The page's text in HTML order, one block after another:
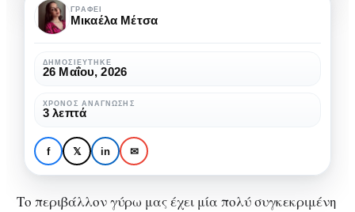
ChatGPT: ένας
σιωπηλός ακροατής
ChatGPT:
ένας
σιωπηλός
ακροατής
ΓΡΆΦΕΙ
Μικαέλα Μέτσα
ΔΗΜΟΣΙΕΎΤΗΚΕ
26 Μαΐου, 2026
ΧΡΌΝΟΣ ΑΝΆΓΝΩΣΗΣ
3 λεπτά
f 𝕏 in ✉
Το περιβάλλον γύρω μας έχει μία πολύ συγκεκριμένη